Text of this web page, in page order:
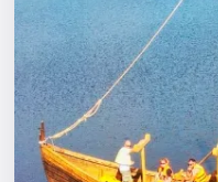
Города
Площадки
Артисты